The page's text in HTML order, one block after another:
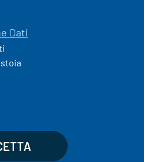
Dati